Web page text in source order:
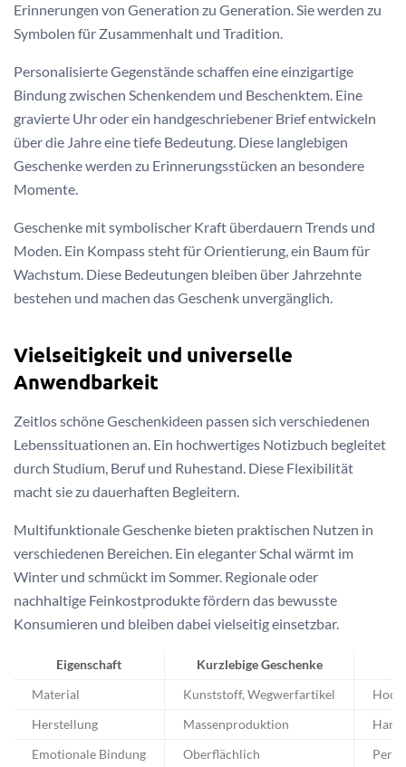
Erinnerungen von Generation zu Generation. Sie werden zu
Symbolen für Zusammenhalt und Tradition.
Personalisierte Gegenstände schaffen eine einzigartige
Bindung zwischen Schenkendem und Beschenktem. Eine
gravierte Uhr oder ein handgeschriebener Brief entwickeln
über die Jahre eine tiefe Bedeutung. Diese langlebigen
Geschenke werden zu Erinnerungsstücken an besondere
Momente.
Geschenke mit symbolischer Kraft überdauern Trends und
Moden. Ein Kompass steht für Orientierung, ein Baum für
Wachstum. Diese Bedeutungen bleiben über Jahrzehnte
bestehen und machen das Geschenk unvergänglich.
Vielseitigkeit und universelle
Anwendbarkeit
Zeitlos schöne Geschenkideen passen sich verschiedenen
Lebenssituationen an. Ein hochwertiges Notizbuch begleitet
durch Studium, Beruf und Ruhestand. Diese Flexibilität
macht sie zu dauerhaften Begleitern.
Multifunktionale Geschenke bieten praktischen Nutzen in
verschiedenen Bereichen. Ein eleganter Schal wärmt im
Winter und schmückt im Sommer. Regionale oder
nachhaltige Feinkostprodukte fördern das bewusste
Konsumieren und bleiben dabei vielseitig einsetzbar.
Eigenschaft Kurzlebige Geschenke
Material Kunststoff, Wegwerfartikel
Herstellung Massenproduktion
Emotionale Bindung Oberflächlich